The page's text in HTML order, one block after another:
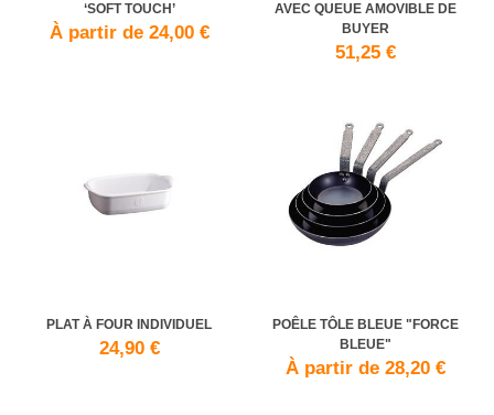
‘SOFT TOUCH’
À partir de 24,00 €
AVEC QUEUE AMOVIBLE DE
BUYER
51,25 €
PLAT À FOUR INDIVIDUEL
24,90 €
POÊLE TÔLE BLEUE "FORCE
BLEUE"
À partir de 28,20 €